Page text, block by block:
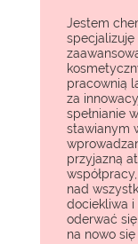
Jestem
pracownią
za
spełnianie
stawianym
przyjazną
nad
dociekliwa i
oderwać
na nowo się